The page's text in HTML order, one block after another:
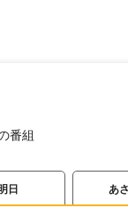
番組
日 あ